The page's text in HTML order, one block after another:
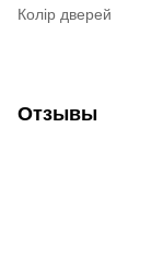
Колір дверей
Отзывы